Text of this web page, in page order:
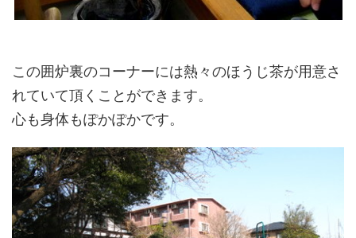
この囲炉裏のコーナーには熱々のほうじ茶が用意さ
れていて頂くことができます。
心も身体もぽかぽかです。